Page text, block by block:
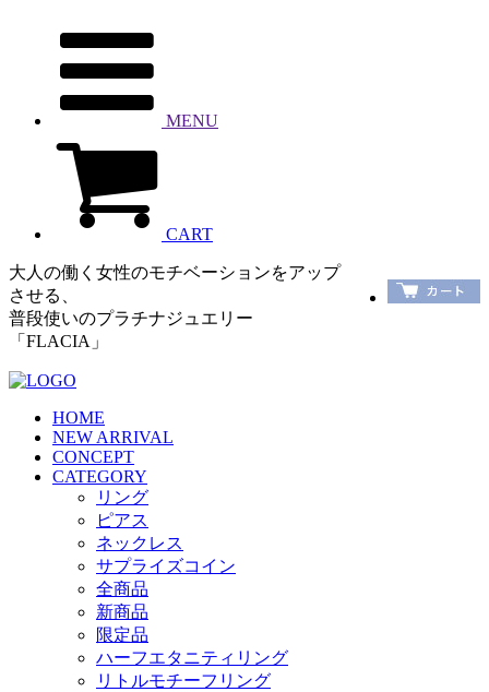
MENU
CART
大人の働く女性のモチベーションをアップ
させる、
普段使いのプラチナジュエリー
「FLACIA」
HOME
NEW ARRIVAL
CONCEPT
CATEGORY
リング
ピアス
ネックレス
サプライズコイン
全商品
新商品
限定品
ハーフエタニティリング
リトルモチーフリング